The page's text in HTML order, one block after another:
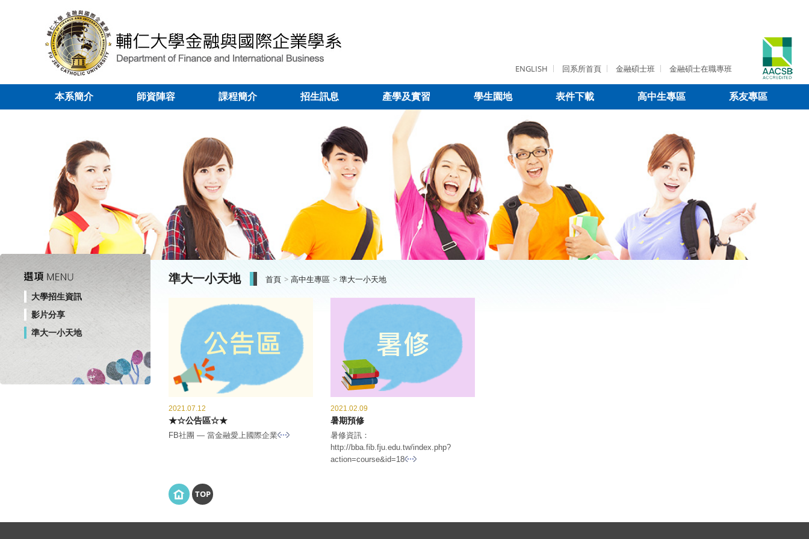
ENGLISH 回系所首頁 金融碩士班 金融碩士在職專班
本系簡介 師資陣容 課程簡介 招生訊息 產學及實習 學生園地 表件下載 高中生專區 系友專區
大學招生資訊
影片分享
準大一小天地
準大一小天地 首頁 高中生專區 準大一小天地
2021.07.12
★☆公告區☆★
FB社團 — 當金融愛上國際企業
2021.02.09
暑期預修
暑修資訊：
http://bba.fib.fju.edu.tw/index.php?
action=course&id=18
TOP